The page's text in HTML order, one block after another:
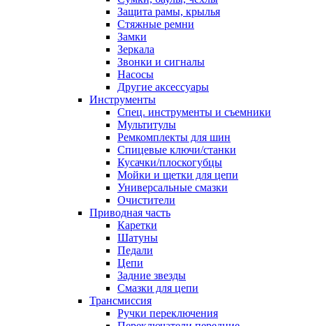
Защита рамы, крылья
Стяжные ремни
Замки
Зеркала
Звонки и сигналы
Насосы
Другие аксессуары
Инструменты
Спец. инструменты и съемники
Мультитулы
Ремкомплекты для шин
Спицевые ключи/станки
Кусачки/плоскогубцы
Мойки и щетки для цепи
Универсальные смазки
Очистители
Приводная часть
Каретки
Шатуны
Педали
Цепи
Задние звезды
Смазки для цепи
Трансмиссия
Ручки переключения